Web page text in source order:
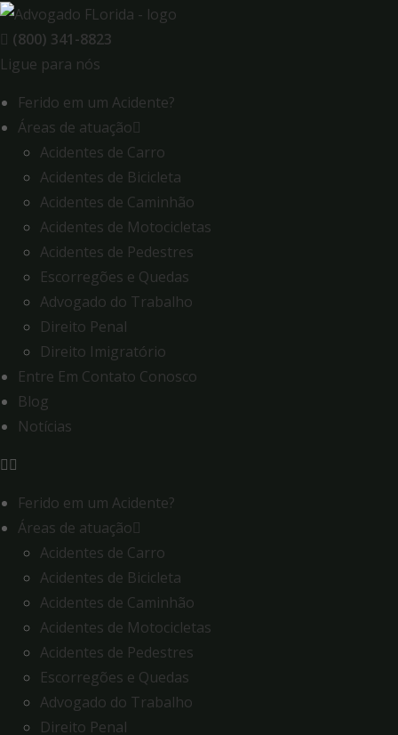
Skip
to
content
(800) 341-8823
Ligue para nós
Ferido em um Acidente?
Áreas de atuação
Acidentes de Carro
Acidentes de Bicicleta
Acidentes de Caminhão
Acidentes de Motocicletas
Acidentes de Pedestres
Escorregões e Quedas
Advogado do Trabalho
Direito Penal
Direito Imigratório
Entre Em Contato Conosco
Blog
Notícias
Ferido em um Acidente?
Áreas de atuação
Acidentes de Carro
Acidentes de Bicicleta
Acidentes de Caminhão
Acidentes de Motocicletas
Acidentes de Pedestres
Escorregões e Quedas
Advogado do Trabalho
Direito Penal